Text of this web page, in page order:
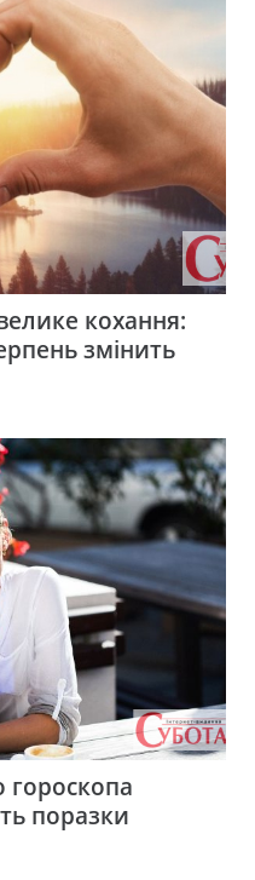
кохання:
змінить
гороскопа
поразки